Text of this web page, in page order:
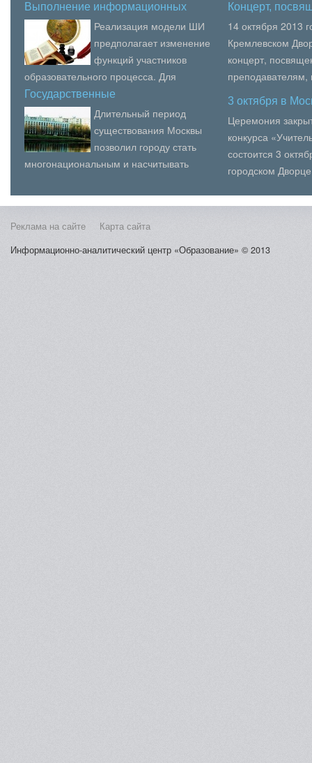
Выполнение информационных
функ…
Реализация модели ШИ
предполагает изменение
функций участников
образовательного процесса. Для
каждой функции того или иного
участника образовательного...
Государственные
образовательны…Длительный период
существования Москвы
позволил городу стать
многонациональным и насчитывать
которые различаются по язы...
Концерт,
14 октября 2013
Кремлевском
концерт,
образования,
вузов Москвы.В
3 октября в
Церемония
конкурса
состоится 3
городском
Косыг...
Реклама на сайте
Карта сайта
Информационно-аналитический центр «Образование» © 2013